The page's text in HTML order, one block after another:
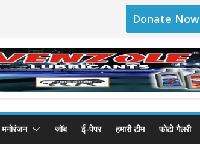
Donate Now
मनोरंजन जॉब ई-पेपर हमारी टीम फोटो गैलरी